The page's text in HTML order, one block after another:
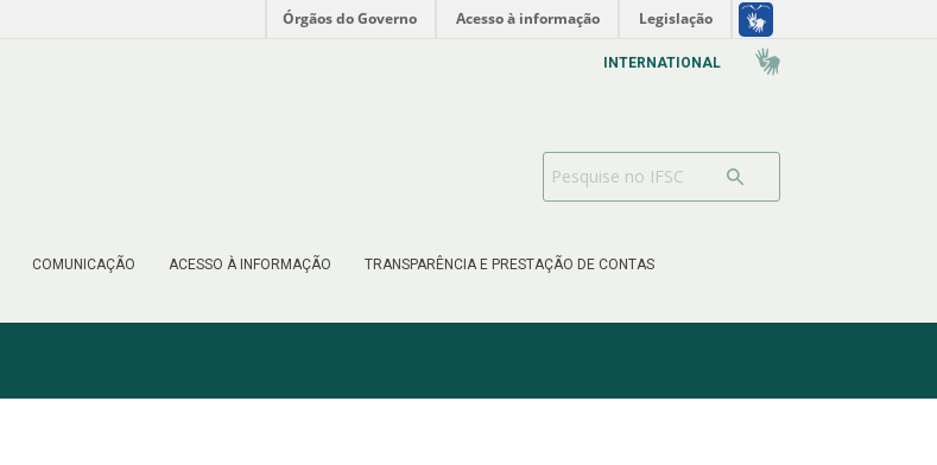
Órgãos do Governo Acesso à informação Legislação
COMUNICAÇÃO ACESSO À INFORMAÇÃO TRANSPARÊNCIA E PRESTAÇÃO DE CONTAS
INTERNATIONAL